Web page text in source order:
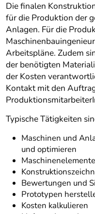
Die finalen
für die Produktion der
Anlagen. Für die
Arbeitspläne. Zudem
der benötigten
der Kosten
Kontakt mit den
Typische Tätigkeiten
Maschinen und
und optimieren
Bewertungen und
Prototypen
Kosten kalkulieren